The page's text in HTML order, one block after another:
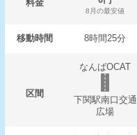
料金
8月の最安値
移動時間 8時間25分
区間
なんばOCAT
下関駅南口交通
広場